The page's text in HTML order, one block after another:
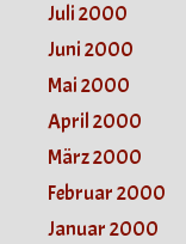
Juli 2000
Juni 2000
Mai 2000
April 2000
März 2000
Februar 2000
Januar 2000